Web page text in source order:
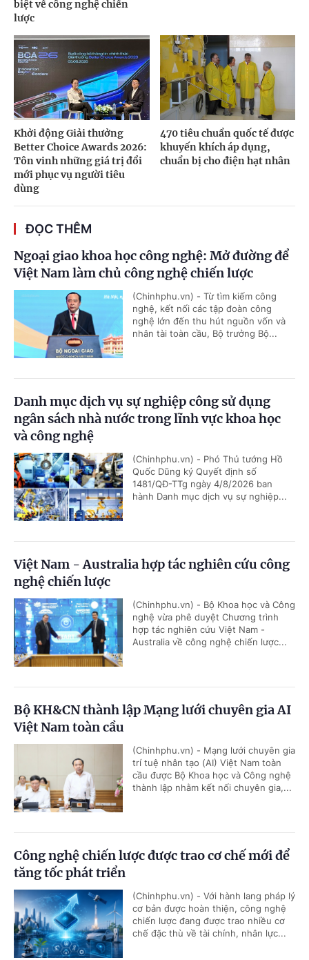
biệt về công nghệ chiến
lược
Khởi động Giải thưởng
Better Choice Awards 2026:
Tôn vinh những giá trị đổi
mới phục vụ người tiêu
dùng
470 tiêu chuẩn quốc tế được
khuyến khích áp dụng,
chuẩn bị cho điện hạt nhân
ĐỌC THÊM
Ngoại giao khoa học công nghệ: Mở đường để
Việt Nam làm chủ công nghệ chiến lược
(Chinhphu.vn) - Từ tìm kiếm công
nghệ, kết nối các tập đoàn công
nghệ lớn đến thu hút nguồn vốn và
nhân tài toàn cầu, Bộ trưởng Bộ...
Danh mục dịch vụ sự nghiệp công sử dụng
ngân sách nhà nước trong lĩnh vực khoa học
và công nghệ
(Chinhphu.vn) - Phó Thủ tướng Hồ
Quốc Dũng ký Quyết định số
1481/QĐ-TTg ngày 4/8/2026 ban
hành Danh mục dịch vụ sự nghiệp...
Việt Nam - Australia hợp tác nghiên cứu công
nghệ chiến lược
(Chinhphu.vn) - Bộ Khoa học và Công
nghệ vừa phê duyệt Chương trình
hợp tác nghiên cứu Việt Nam -
Australia về công nghệ chiến lược...
Bộ KH&CN thành lập Mạng lưới chuyên gia AI
Việt Nam toàn cầu
(Chinhphu.vn) - Mạng lưới chuyên gia
trí tuệ nhân tạo (AI) Việt Nam toàn
cầu được Bộ Khoa học và Công nghệ
thành lập nhằm kết nối chuyên gia,...
Công nghệ chiến lược được trao cơ chế mới để
tăng tốc phát triển
(Chinhphu.vn) - Với hành lang pháp lý
cơ bản được hoàn thiện, công nghệ
chiến lược đang được trao nhiều cơ
chế đặc thù về tài chính, nhân lực...